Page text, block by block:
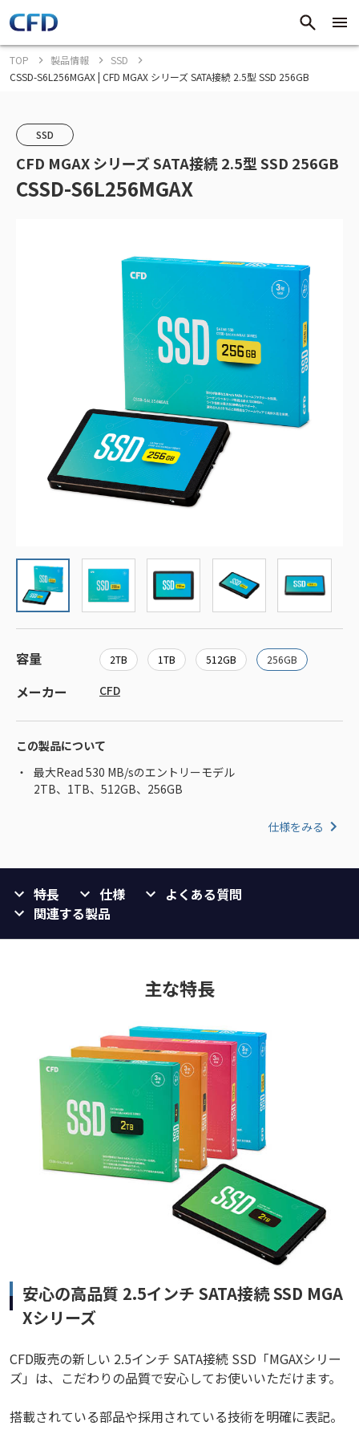
TOP 製品情報
SSD
CSSD-S6L256MGAX | CFD MGAX シリーズ SATA接続 2.5型 SSD 256GB
SSD
CFD MGAX シリーズ SATA接続 2.5型 SSD 256GB
CSSD-S6L256MGAX
容量 2TB 1TB 512GB 256GB
メーカー CFD
この製品について
最大Read 530 MB/sのエントリーモデル
2TB、1TB、512GB、256GB
仕様をみる
特長 仕様
よくある質問
関連する製品
主な特長
安心の高品質 2.5インチ SATA接続 SSD MGA
Xシリーズ
CFD販売の新しい 2.5インチ SATA接続 SSD「MGAXシリー
ズ」は、こだわりの品質で安心してお使いいただけます。
搭載されている部品や採用されている技術を明確に表記。